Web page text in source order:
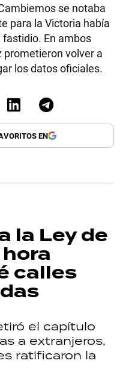
se notaba
para la Victoria había
En ambos
prometieron volver a
los datos oficiales.
EN
la Ley de
calles
el capítulo
a extranjeros,
ratificaron la